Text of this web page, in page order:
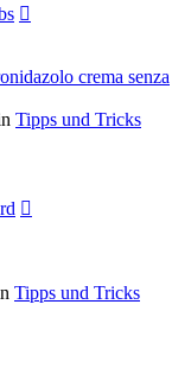
crema senza
Tipps und Tricks
Tipps und Tricks